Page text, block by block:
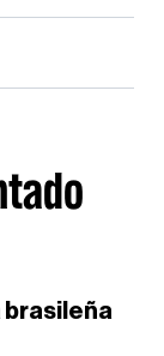
brasileña